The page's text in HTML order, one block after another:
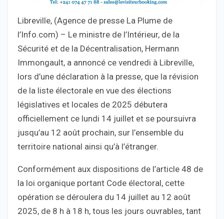
Libreville, (Agence de presse La Plume de
l’Info.com) – Le ministre de l’Intérieur, de la
Sécurité et de la Décentralisation, Hermann
Immongault, a annoncé ce vendredi à Libreville,
lors d’une déclaration à la presse, que la révision
de la liste électorale en vue des élections
législatives et locales de 2025 débutera
officiellement ce lundi 14 juillet et se poursuivra
jusqu’au 12 août prochain, sur l’ensemble du
territoire national ainsi qu’à l’étranger.
Conformément aux dispositions de l’article 48 de
la loi organique portant Code électoral, cette
opération se déroulera du 14 juillet au 12 août
2025, de 8 h à 18 h, tous les jours ouvrables, tant